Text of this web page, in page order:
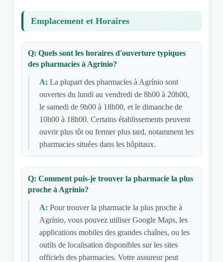
Emplacement et Horaires
Q: Quels sont les horaires d'ouverture typiques
des pharmacies à Agrínio?
A: La plupart des pharmacies à Agrínio sont
ouvertes du lundi au vendredi de 8h00 à 20h00,
le samedi de 9h00 à 18h00, et le dimanche de
10h00 à 18h00. Certains établissements peuvent
ouvrir plus tôt ou fermer plus tard, notamment les
pharmacies situées dans les hôpitaux.
Q: Comment puis-je trouver la pharmacie la plus
proche à Agrínio?
A: Pour trouver la pharmacie la plus proche à
Agrínio, vous pouvez utiliser Google Maps, les
applications mobiles des grandes chaînes, ou les
outils de localisation disponibles sur les sites
officiels des pharmacies. Votre assureur peut